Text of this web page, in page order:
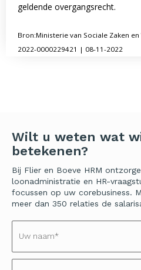
geldende overgangsrecht.
Bron:Ministerie van Sociale Zaken
2022-0000229421 | 08-11-2022
Wilt u weten wat
betekenen?
Bij Flier en Boeve HRM
loonadministratie en HR-
focussen op uw corebusiness.
meer dan 350 relaties de